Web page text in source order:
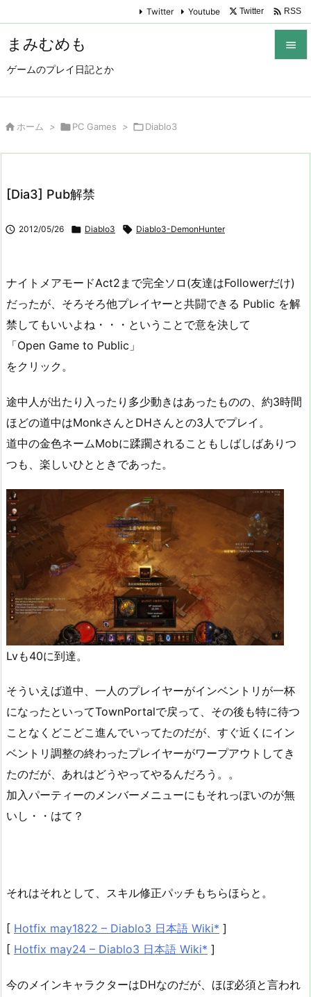
まみむめも
ゲームのプレイ日記とか

Twitter Youtube Twitter  RSS
 ホーム > PC Games > Diablo3
[Dia3] Pub解禁
 2012/05/26  Diablo3  Diablo3-DemonHunter
ナイトメアモードAct2まで完全ソロ(友達はFollowerだけ)
だったが、そろそろ他プレイヤーと共闘できる Public を解
禁してもいいよね・・・ということで意を決して
「Open Game to Public」
をクリック。
途中人が出たり入ったり多少動きはあったものの、約3時間
ほどの道中はMonkさんとDHさんとの3人でプレイ。
道中の金色ネームMobに蹂躙されることもしばしばありつ
つも、楽しいひとときであった。
Lvも40に到達。
そういえば道中、一人のプレイヤーがインベントリが一杯
になったといってTownPortalで戻って、その後も特に待つ
ことなくどこどこ進んでいってたのだが、すぐ近くにイン
ベントリ調整の終わったプレイヤーがワープアウトしてき
たのだが、あれはどうやってやるんだろう。。
加入パーティーのメンバーメニューにもそれっぽいのが無
いし・・はて？
それはそれとして、スキル修正パッチもちらほらと。
[ Hotfix may1822 – Diablo3 日本語 Wiki* ]
[ Hotfix may24 – Diablo3 日本語 Wiki* ]
今のメインキャラクターはDHなのだが、ほぼ必須と言われ